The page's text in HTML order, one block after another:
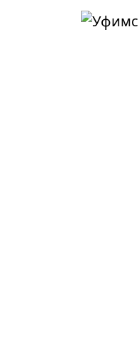
Перейти к основному